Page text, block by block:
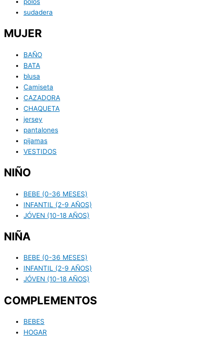
sudadera
MUJER
BAÑO
BATA
blusa
Camiseta
CAZADORA
CHAQUETA
jersey
pantalones
pijamas
VESTIDOS
NIÑO
BEBE (0-36 MESES)
INFANTIL (2-9 AÑOS)
JÓVEN (10-18 AÑOS)
NIÑA
BEBE (0-36 MESES)
INFANTIL (2-9 AÑOS)
JÓVEN (10-18 AÑOS)
COMPLEMENTOS
BEBES
HOGAR